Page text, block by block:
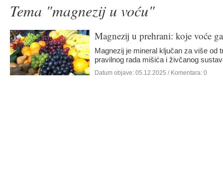
Tema "magnezij u voću"
Magnezij u prehrani: koje voće
Magnezij je mineral ključan za više od
pravilnog rada mišića i živčanog
Datum objave: 05.12.2025 / Komentara: 0